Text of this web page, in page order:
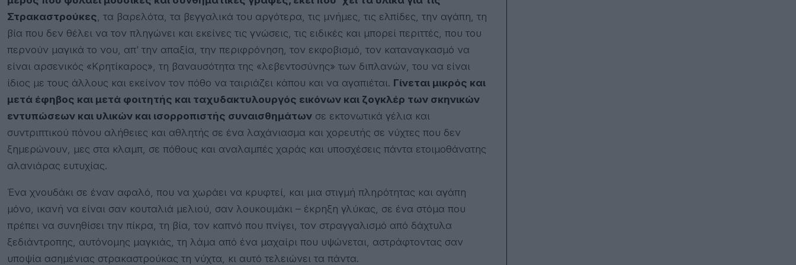
Στρακαστρούκες , τα βαρελότα, τα βεγγαλικά του αργότερα, τις μνήμες, τις ελπίδες, την αγάπη, τη
βία που δεν θέλει να τον πληγώνει και εκείνες τις γνώσεις, τις ειδικές και μπορεί περιττές, που του
περνούν μαγικά το νου, απ’ την απαξία, την περιφρόνηση, τον εκφοβισμό, τον καταναγκασμό να
είναι αρσενικός «Κρητίκαρος», τη βαναυσότητα της «λεβεντοσύνης» των διπλανών, του να είναι
ίδιος με τους άλλους και εκείνον τον πόθο να ταιριάζει κάπου και να αγαπιέται. Γίνεται μικρός και
μετά έφηβος και μετά φοιτητής και ταχυδακτυλουργός εικόνων και ζογκλέρ των σκηνικών
εντυπώσεων και υλικών και ισορροπιστής συναισθημάτων σε εκτονωτικά γέλια και
συντριπτικού πόνου αλήθειες και αθλητής σε ένα λαχάνιασμα και χορευτής σε νύχτες που δεν
ξημερώνουν, μες στα κλαμπ, σε πόθους και αναλαμπές χαράς και υποσχέσεις πάντα ετοιμοθάνατης
αλανιάρας ευτυχίας.
Ένα χνουδάκι σε έναν αφαλό, που να χωράει να κρυφτεί, και μια στιγμή πληρότητας και αγάπη
μόνο, ικανή να είναι σαν κουταλιά μελιού, σαν λουκουμάκι – έκρηξη γλύκας, σε ένα στόμα που
πρέπει να συνηθίσει την πίκρα, τη βία, τον καπνό που πνίγει, τον στραγγαλισμό από δάχτυλα
ξεδιάντροπης, αυτόνομης μαγκιάς, τη λάμα από ένα μαχαίρι που υψώνεται, αστράφτοντας σαν
υποψία ασημένιας στρακαστρούκας τη νύχτα, κι αυτό τελειώνει τα πάντα.